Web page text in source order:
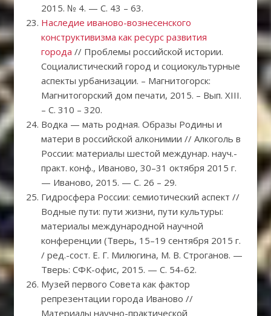
2015. № 4. — С. 43 – 63.
Наследие иваново-вознесенского
конструктивизма как ресурс развития
города // Проблемы российской истории.
Социалистический город и социокультурные
аспекты урбанизации. – Магнитогорск:
Магнитогорский дом печати, 2015. – Вып. XIII.
– С. 310 – 320.
Водка — мать родная. Образы Родины и
матери в российской алконимии // Алкоголь в
России: материалы шестой междунар. науч.-
практ. конф., Иваново, 30–31 октября 2015 г.
— Иваново, 2015. — С. 26 – 29.
Гидросфера России: семиотический аспект //
Водные пути: пути жизни, пути культуры:
материалы международной научной
конференции (Тверь, 15–19 сентября 2015 г.
/ ред.-сост. Е. Г. Милюгина, М. В. Строганов. —
Тверь: СФК-офис, 2015. — С. 54-62.
Музей первого Совета как фактор
репрезентации города Иваново //
Материалы научно-практической